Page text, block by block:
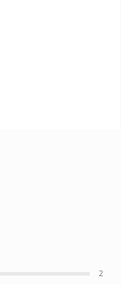
2